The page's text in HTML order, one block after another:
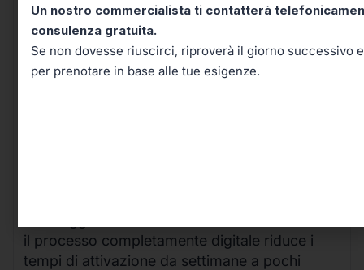
business in crescita.
il processo completamente digitale riduce i
tempi di attivazione da settimane a pochi
Un nostro commercialista ti contatterà
consulenza gratuita.
Se non dovesse riuscirci, riproverà il giorno successivo
per prenotare in base alle tue esigenze.